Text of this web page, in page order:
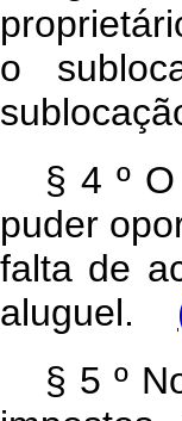
o
§ 4 º
puder
falta de
aluguel.
§ 5 º